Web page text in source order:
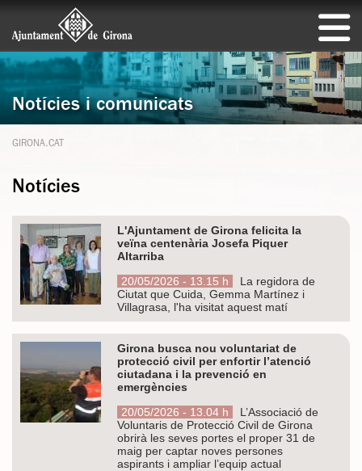
Notícies i comunicats
GIRONA.CAT
Notícies
L'Ajuntament de Girona felicita la
veïna centenària Josefa Piquer
Altarriba
20/05/2026 - 13.15 h
La regidora de
Ciutat que Cuida, Gemma Martínez i
Villagrasa, l'ha visitat aquest matí
Girona busca nou voluntariat de
protecció civil per enfortir l’atenció
ciutadana i la prevenció en
emergències
20/05/2026 - 13.04 h
L’Associació de
Voluntaris de Protecció Civil de Girona
obrirà les seves portes el proper 31 de
maig per captar noves persones
aspirants i ampliar l’equip actual